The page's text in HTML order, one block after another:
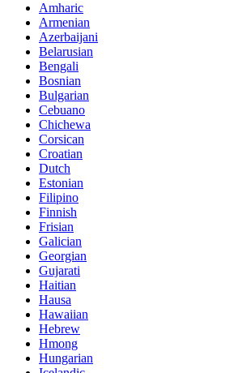
Amharic
Armenian
Azerbaijani
Belarusian
Bengali
Bosnian
Bulgarian
Cebuano
Chichewa
Corsican
Croatian
Dutch
Estonian
Filipino
Finnish
Frisian
Galician
Georgian
Gujarati
Haitian
Hausa
Hawaiian
Hebrew
Hmong
Hungarian